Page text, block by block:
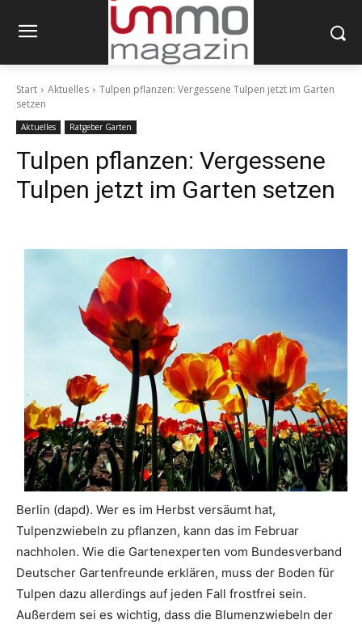
Start Aktuelles
Tulpen pflanzen: Vergessene Tulpen jetzt im Garten
setzen
Aktuelles Ratgeber Garten
Tulpen pflanzen: Vergessene
Tulpen jetzt im Garten setzen
Berlin (dapd). Wer es im Herbst versäumt hat,
Tulpenzwiebeln zu pflanzen, kann das im Februar
nachholen. Wie die Gartenexperten vom Bundesverband
Deutscher Gartenfreunde erklären, muss der Boden für
Tulpen dazu allerdings auf jeden Fall frostfrei sein.
Außerdem sei es wichtig, dass die Blumenzwiebeln der